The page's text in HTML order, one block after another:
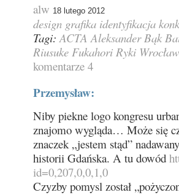
alw 18 lutego 2012
design grafika identyfikacja
Tagi:ACTA Aleksander Bąk
Riusuke Fukahori Ryki Wrocław
komentarze 4
Przemysław:
Niby piekne logo kongresu
znajomo wygląda… Może się
znaczek „jestem stąd”
historii Gdańska. A tu dowód
id=0,207,0,0,1,0
Czyzby pomysl został